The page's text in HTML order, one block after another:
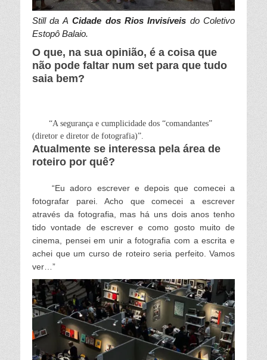
Still da A Cidade dos Rios Invisíveis do Coletivo
Estopô Balaio.
O que, na sua opinião, é a coisa que
não pode faltar num set para que tudo
saia bem?
“A segurança e cumplicidade dos “comandantes”
(diretor e diretor de fotografia)”.
Atualmente se interessa pela área de
roteiro por quê?
“Eu adoro escrever e depois que comecei a
fotografar parei. Acho que comecei a escrever
através da fotografia, mas há uns dois anos tenho
tido vontade de escrever e como gosto muito de
cinema, pensei em unir a fotografia com a escrita e
achei que um curso de roteiro seria perfeito. Vamos
ver…”